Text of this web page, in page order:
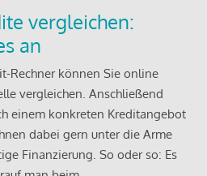
vergleichen:
an
Rechner können Sie online
vergleichen. Anschließend
einem konkreten Kreditangebot
dabei gern unter die Arme
Finanzierung. So oder so: Es